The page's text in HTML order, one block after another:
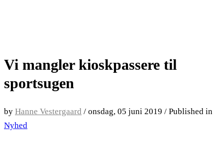
Vi mangler kioskpassere til
sportsugen
by Hanne Vestergaard / onsdag, 05 juni 2019 / Published in
Nyhed